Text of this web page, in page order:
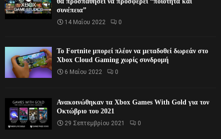
συνέπεια”
14 Μαΐου 2022 0
Το Fortnite μπορεί πλέον να μεταδοθεί δωρεάν στο
Xbox Cloud Gaming χωρίς συνδρομή
6 Μαΐου 2022 0
Ανακοινώθηκαν τα Xbox Games With Gold για τον
Οκτώβριο του 2021
29 Σεπτεμβρίου 2021 0